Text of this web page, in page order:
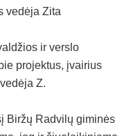
vedėja Zita
ir verslo
projektus, įvairius
Z.
Biržų Radvilų giminės